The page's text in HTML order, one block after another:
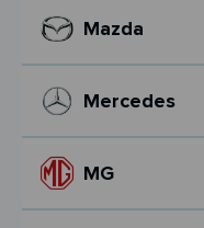
Mazda
Mercedes
MG